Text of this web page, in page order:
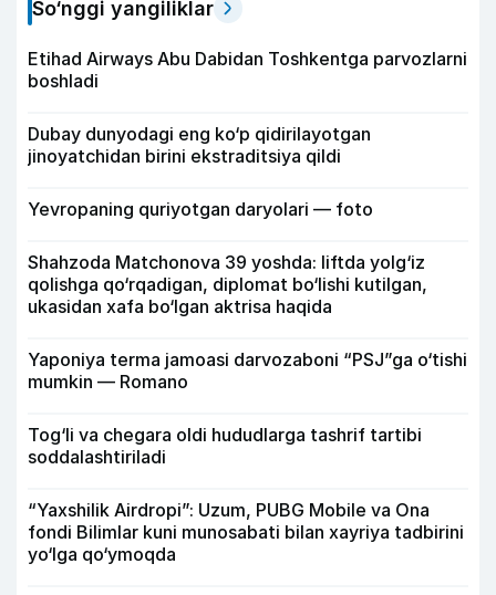
So‘nggi yangiliklar
Etihad Airways Abu Dabidan Toshkentga parvozlarni
boshladi
Dubay dunyodagi eng ko‘p qidirilayotgan
jinoyatchidan birini ekstraditsiya qildi
Yevropaning quriyotgan daryolari — foto
Shahzoda Matchonova 39 yoshda: liftda yolg‘iz
qolishga qo‘rqadigan, diplomat bo‘lishi kutilgan,
ukasidan xafa bo‘lgan aktrisa haqida
Yaponiya terma jamoasi darvozaboni “PSJ”ga o‘tishi
mumkin — Romano
Tog‘li va chegara oldi hududlarga tashrif tartibi
soddalashtiriladi
“Yaxshilik Airdropi”: Uzum, PUBG Mobile va Ona
fondi Bilimlar kuni munosabati bilan xayriya tadbirini
yo‘lga qo‘ymoqda